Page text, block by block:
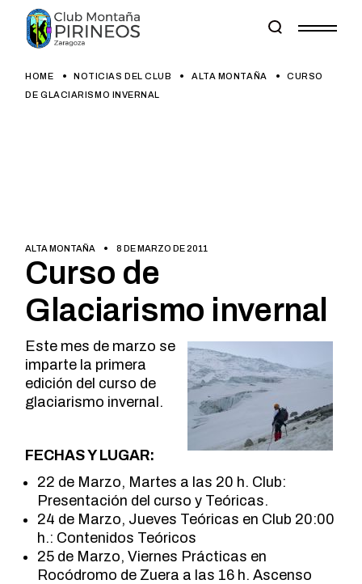
content
HOME NOTICIAS DEL CLUB ALTA MONTAÑA
CURSO
DE GLACIARISMO INVERNAL
ALTA MONTAÑA 8 DE MARZO DE 2011
Curso de
Glaciarismo invernal
Este mes de marzo se
imparte la primera
edición del curso de
glaciarismo invernal.
FECHAS Y LUGAR:
22 de Marzo, Martes a las 20 h. Club:
Presentación del curso y Teóricas.
24 de Marzo, Jueves Teóricas en Club 20:00
h.: Contenidos Teóricos
25 de Marzo, Viernes Prácticas en
Rocódromo de Zuera a las 16 h. Ascenso